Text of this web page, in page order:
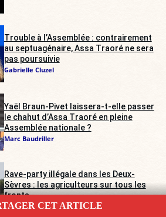
Trouble à l’Assemblée : contrairement
au septuagénaire, Assa Traoré ne sera
pas poursuivie
Gabrielle Cluzel
Yaël Braun-Pivet laissera-t-elle passer
le chahut d’Assa Traoré en pleine
Assemblée nationale ?
Marc Baudriller
Rave-party illégale dans les Deux-
Sèvres : les agriculteurs sur tous les
fronts
Alienor de Pompignan
CET ARTICLE